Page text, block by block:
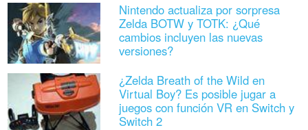
Nintendo actualiza por sorpresa
Zelda BOTW y TOTK: ¿Qué
cambios incluyen las nuevas
versiones?
¿Zelda Breath of the Wild en
Virtual Boy? Es posible jugar a
juegos con función VR en Switch y
Switch 2